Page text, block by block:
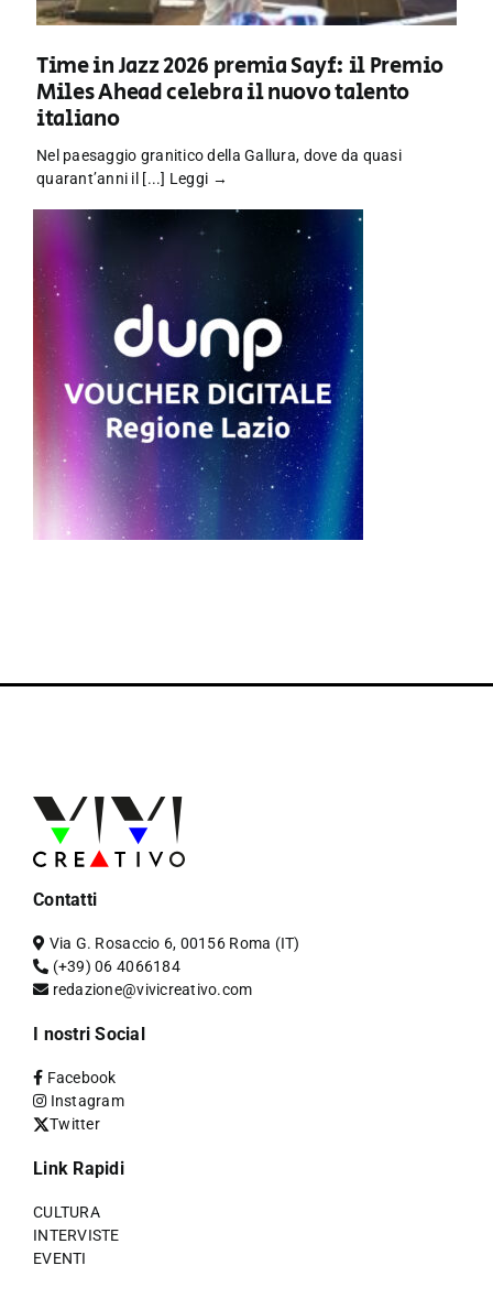
Time in Jazz 2026 premia Sayf: il Premio
Miles Ahead celebra il nuovo talento
italiano
Nel paesaggio granitico della Gallura, dove da quasi
quarant’anni il [...] Leggi →
Contatti
Via G. Rosaccio 6, 00156 Roma (IT)
(+39) 06 4066184
redazione@vivicreativo.com
I nostri Social
Facebook
Instagram
Twitter
Link Rapidi
CULTURA
INTERVISTE
EVENTI